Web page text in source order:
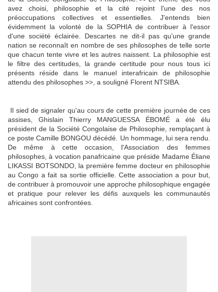
avez choisi, philosophie et la cité rejoint l'une des nos
préoccupations collectives et essentielles. J'entends bien
évidemment la volonté de la SOPHIA de contribuer à l'essor
d'une société éclairée. Descartes ne dit-il pas qu'une grande
nation se reconnaît en nombre de ses philosophes de telle sorte
que chacun tente vivre et les autres naissent. La philosophie est
le filtre des certitudes, la grande certitude pour nous tous ici
présents réside dans le manuel interafricain de philosophie
attendu des philosophes >>, a souligné Florent NTSIBA.
Il sied de signaler qu'au cours de cette première journée de ces
assises, Ghislain Thierry MANGUESSA ÉBOMÉ a été élu
président de la Société Congolaise de Philosophie, remplaçant à
ce poste Camille BONGOU décédé. Un hommage, lui sera rendu.
De même à cette occasion, l'Association des femmes
philosophes, à vocation panafricaine que préside Madame Éliane
LIKASSI BOTSONDO, la première femme docteur en philosophie
au Congo a fait sa sortie officielle. Cette association a pour but,
de contribuer à promouvoir une approche philosophique engagée
et pratique pour relever les défis auxquels les communautés
africaines sont confrontées.